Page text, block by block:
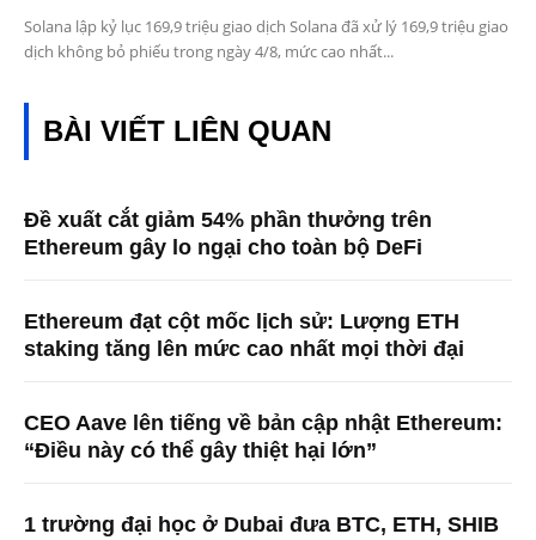
Solana lập kỷ lục 169,9 triệu giao dịch Solana đã xử lý 169,9 triệu giao
dịch không bỏ phiếu trong ngày 4/8, mức cao nhất...
BÀI VIẾT LIÊN QUAN
Đề xuất cắt giảm 54% phần thưởng trên
Ethereum gây lo ngại cho toàn bộ DeFi
Ethereum đạt cột mốc lịch sử: Lượng ETH
staking tăng lên mức cao nhất mọi thời đại
CEO Aave lên tiếng về bản cập nhật Ethereum:
“Điều này có thể gây thiệt hại lớn”
1 trường đại học ở Dubai đưa BTC, ETH, SHIB